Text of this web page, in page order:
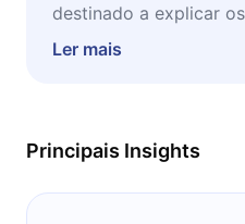
destinado a explicar
levam a comprar.
serviço.
Ler mais
Principais Insights